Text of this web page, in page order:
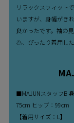
リラックスフィット
いますが、身幅がき
良かったです。袖の
為、ぴったり着用し
■MAJUNスタッフB
75cm ヒップ：99cm
【着用サイズ：L】